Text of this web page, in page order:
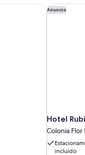
Anuncio
Hotel
Colonia Flor
incluido
Hotel